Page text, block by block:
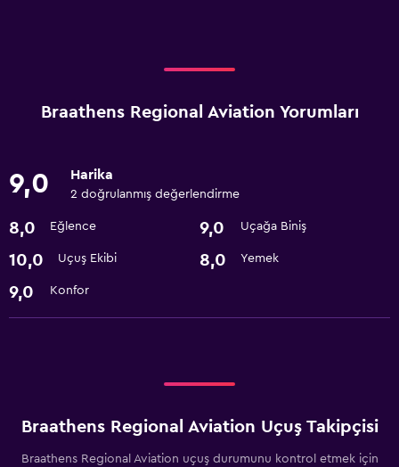
Braathens Regional Aviation Yorumları
9,0 Harika
2 doğrulanmış değerlendirme
8,0 Eğlence 9,0 Uçağa Biniş
10,0 Uçuş Ekibi 8,0 Yemek
9,0 Konfor
Braathens Regional Aviation Uçuş Takipçisi
Braathens Regional Aviation uçuş durumunu kontrol etmek için